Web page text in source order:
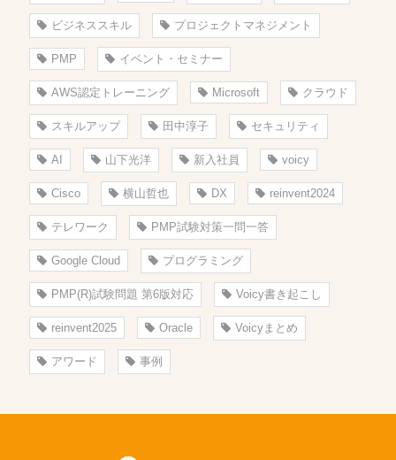
ビジネススキル プロジェクトマネジメント
PMP イベント・セミナー
AWS認定トレーニング Microsoft クラウド
スキルアップ 田中淳子 セキュリティ
AI 山下光洋 新入社員 voicy
Cisco 横山哲也 DX reinvent2024
テレワーク PMP試験対策一問一答
Google Cloud プログラミング
PMP(R)試験問題 第6版対応 Voicy書き起こし
reinvent2025 Oracle Voicyまとめ
アワード 事例